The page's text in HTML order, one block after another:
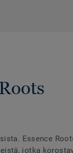
Essence
jotka